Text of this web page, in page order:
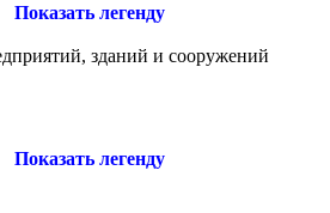
Показать легенду
зданий и сооружений
Показать легенду